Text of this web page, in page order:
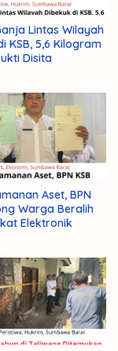
Lintas Wilayah
KSB, 5,6 Kilogram
Disita
Aset, BPN
Warga Beralih
Elektronik